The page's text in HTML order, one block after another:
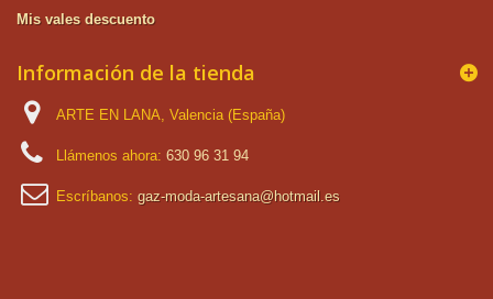
Mis vales descuento
Información de la tienda
ARTE EN LANA, Valencia (España)
Llámenos ahora: 630 96 31 94
Escríbanos: gaz-moda-artesana@hotmail.es